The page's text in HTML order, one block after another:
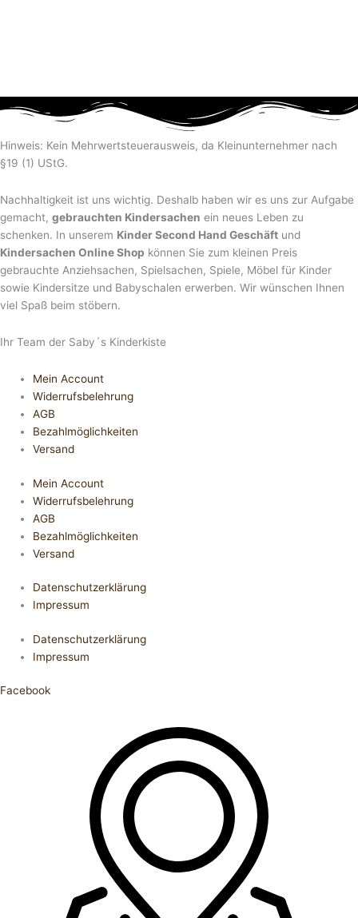
Hinweis: Kein Mehrwertsteuerausweis, da Kleinunternehmer nach
§19 (1) UStG.
Nachhaltigkeit ist uns wichtig. Deshalb haben wir es uns zur Aufgabe
gemacht, gebrauchten Kindersachen ein neues Leben zu
schenken. In unserem Kinder Second Hand Geschäft und
Kindersachen Online Shop können Sie zum kleinen Preis
gebrauchte Anziehsachen, Spiel­sachen, Spiele, Möbel für Kinder
sowie Kindersitze und Babyschalen erwerben. Wir wünschen Ihnen
viel Spaß beim stöbern.
Ihr Team der Saby´s Kinderkiste
Mein Account
Widerrufsbelehrung
AGB
Bezahlmöglichkeiten
Versand
Mein Account
Widerrufsbelehrung
AGB
Bezahlmöglichkeiten
Versand
Datenschutzerklärung
Impressum
Datenschutzerklärung
Impressum
Facebook